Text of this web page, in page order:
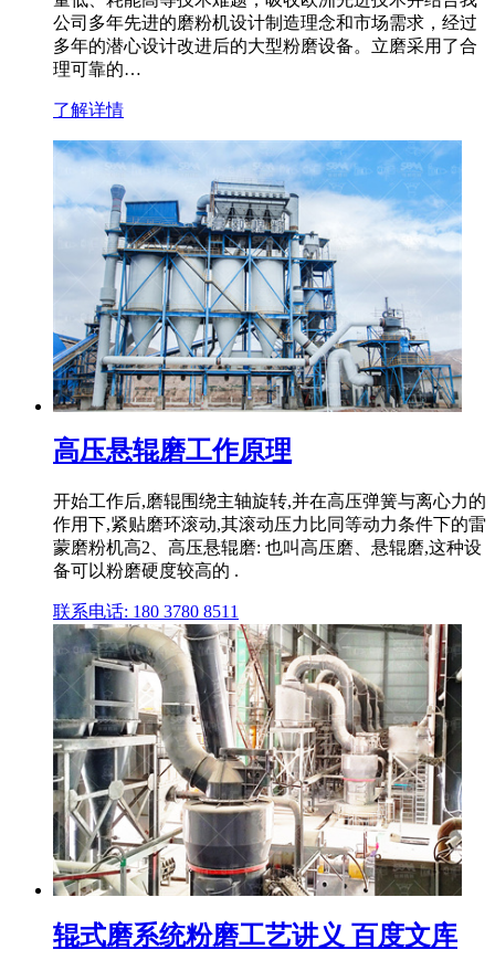
公司多年先进的磨粉机设计制造理念和市场需求，经过
多年的潜心设计改进后的大型粉磨设备。立磨采用了合
理可靠的…
了解详情
高压悬辊磨工作原理
开始工作后,磨辊围绕主轴旋转,并在高压弹簧与离心力的
作用下,紧贴磨环滚动,其滚动压力比同等动力条件下的雷
蒙磨粉机高2、高压悬辊磨: 也叫高压磨、悬辊磨,这种设
备可以粉磨硬度较高的 .
联系电话: 180 3780 8511
辊式磨系统粉磨工艺讲义 百度文库